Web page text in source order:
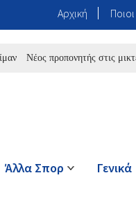
Αρχική
Νέος προπονητής στις μικτές
Άλλα Σπορ Γενικά